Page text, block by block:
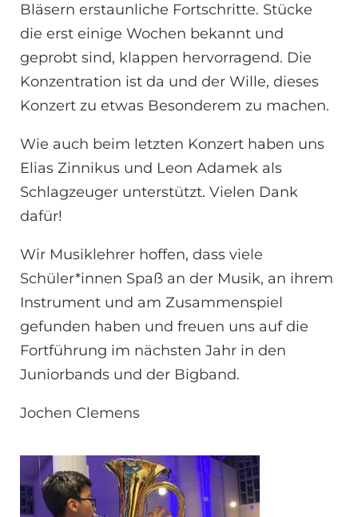
Bläsern erstaunliche Fortschritte. Stücke
die erst einige Wochen bekannt und
geprobt sind, klappen hervorragend. Die
Konzentration ist da und der Wille, dieses
Konzert zu etwas Besonderem zu machen.
Wie auch beim letzten Konzert haben uns
Elias Zinnikus und Leon Adamek als
Schlagzeuger unterstützt. Vielen Dank
dafür!
Wir Musiklehrer hoffen, dass viele
Schüler*innen Spaß an der Musik, an ihrem
Instrument und am Zusammenspiel
gefunden haben und freuen uns auf die
Fortführung im nächsten Jahr in den
Juniorbands und der Bigband.
Jochen Clemens